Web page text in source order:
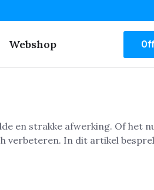
Webshop
en strakke afwerking. Of het
verbeteren. In dit artikel